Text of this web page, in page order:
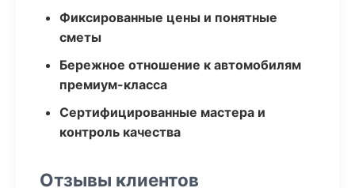
Фиксированные цены и понятные
сметы
Бережное отношение к автомобилям
премиум-класса
Сертифицированные мастера и
контроль качества
Отзывы клиентов